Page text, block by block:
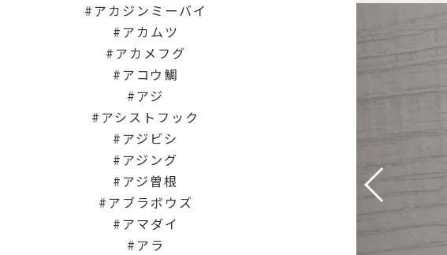
アカジンミーバイ
アカムツ
アカメフグ
アコウ鯛
アジ
アシストフック
アジビシ
アジング
アジ曽根
アブラボウズ
アマダイ
アラ